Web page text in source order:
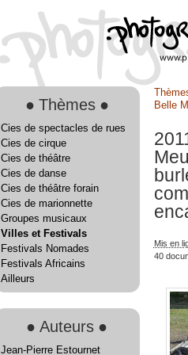
● Thèmes ●
Cies de spectacles de rues
Cies de cirque
Cies de théâtre
Cies de danse
Cies de théâtre forain
Cies de marionnette
Groupes musicaux
Villes et Festivals
Festivals Nomades
Festivals Africains
Ailleurs
● Auteurs ●
Jean-Pierre Estournet
Belle
Mis en
40